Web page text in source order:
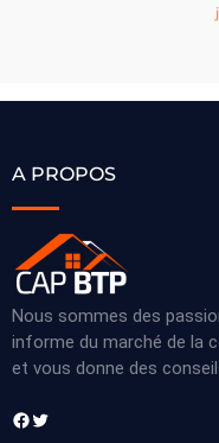
A PROPOS
Nous sommes des
informe du marché de la
et vous donne des
Facebook Twitter